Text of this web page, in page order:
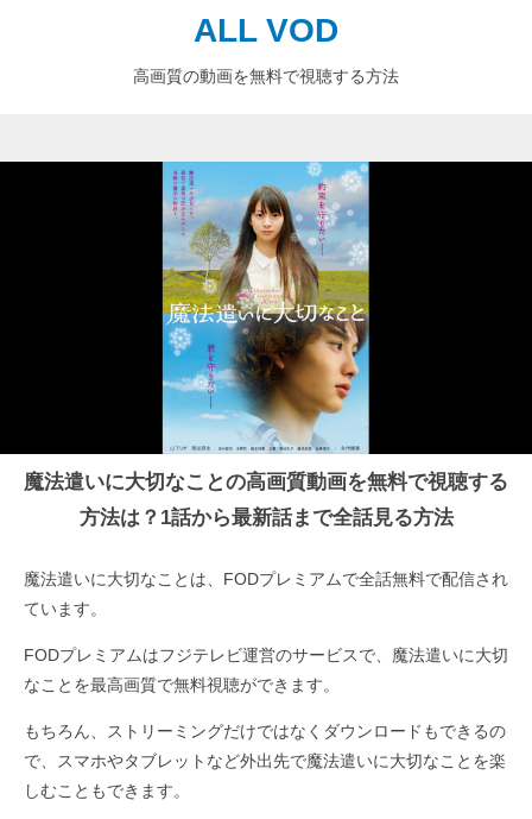
ALL VOD
高画質の動画を無料で視聴する方法
魔法遣いに大切なことの高画質動画を無料で視聴する
方法は？1話から最新話まで全話見る方法
魔法遣いに大切なことは、FODプレミアムで全話無料で配信され
ています。
FODプレミアムはフジテレビ運営のサービスで、魔法遣いに大切
なことを最高画質で無料視聴ができます。
もちろん、ストリーミングだけではなくダウンロードもできるの
で、スマホやタブレットなど外出先で魔法遣いに大切なことを楽
しむこともできます。